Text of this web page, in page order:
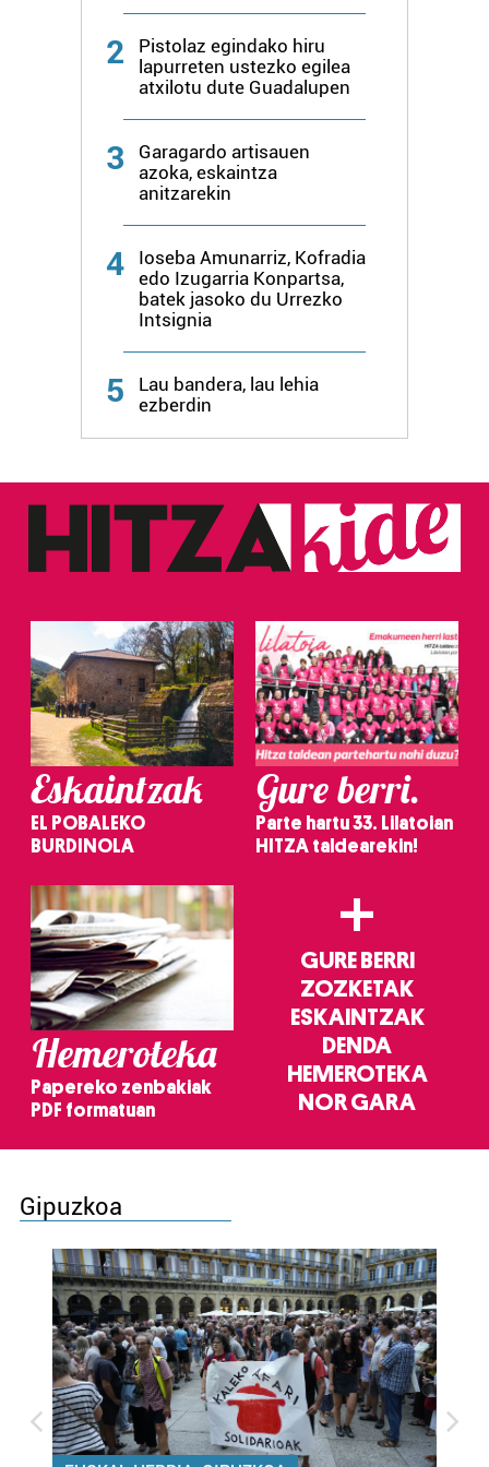
2
Pistolaz egindako hiru
lapurreten ustezko egilea
atxilotu dute Guadalupen
3
Garagardo artisauen
azoka, eskaintza
anitzarekin
4
Ioseba Amunarriz, Kofradia
edo Izugarria Konpartsa,
batek jasoko du Urrezko
Intsignia
5
Lau bandera, lau lehia
ezberdin
Eskaintzak
EL POBALEKO
BURDINOLA
Gure berri.
Parte hartu 33. Lilatoian
HITZA taldearekin!
Hemeroteka
Papereko zenbakiak
PDF formatuan
+
GURE BERRI
ZOZKETAK
ESKAINTZAK
DENDA
HEMEROTEKA
NOR GARA
Gipuzkoa